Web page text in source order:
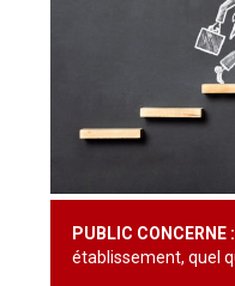
PUBLIC CONCERNE :
établissement, quel